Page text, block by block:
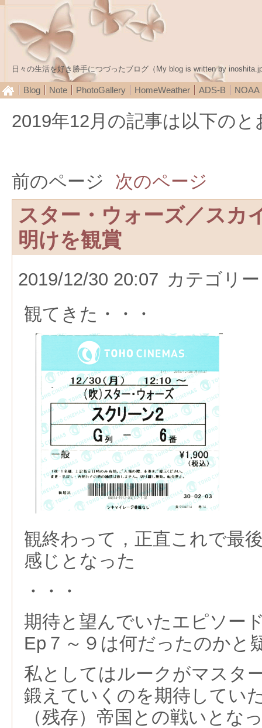
日々の生活を好き勝手につづったブログ（My blog is written by
Blog Note PhotoGallery HomeWeather ADS-B NOAA
2019年12月の記事は以下の
前のページ 次のページ
スター・ウォーズ／スカ
明けを観賞
2019/12/30 20:07 カテゴリ
観てきた・・・
観終わって，正直これで最
感じとなった
・・・
期待と望んでいたエピソー
Ep７～９は何だったのかと
私としてはルークがマスタ
鍛えていくのを期待してい
（残存）帝国との戦いとな